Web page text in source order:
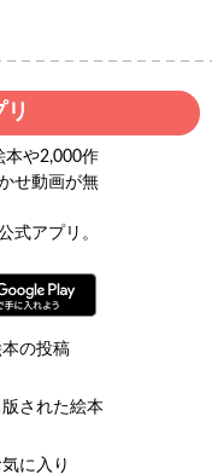
本や2,000作
せ動画が無
式アプリ。
の投稿
された絵本
気に入り